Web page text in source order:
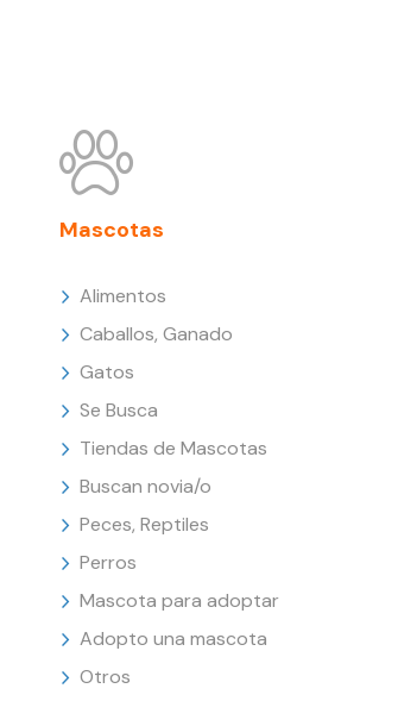
Mascotas
Alimentos
Caballos, Ganado
Gatos
Se Busca
Tiendas de Mascotas
Buscan novia/o
Peces, Reptiles
Perros
Mascota para adoptar
Adopto una mascota
Otros